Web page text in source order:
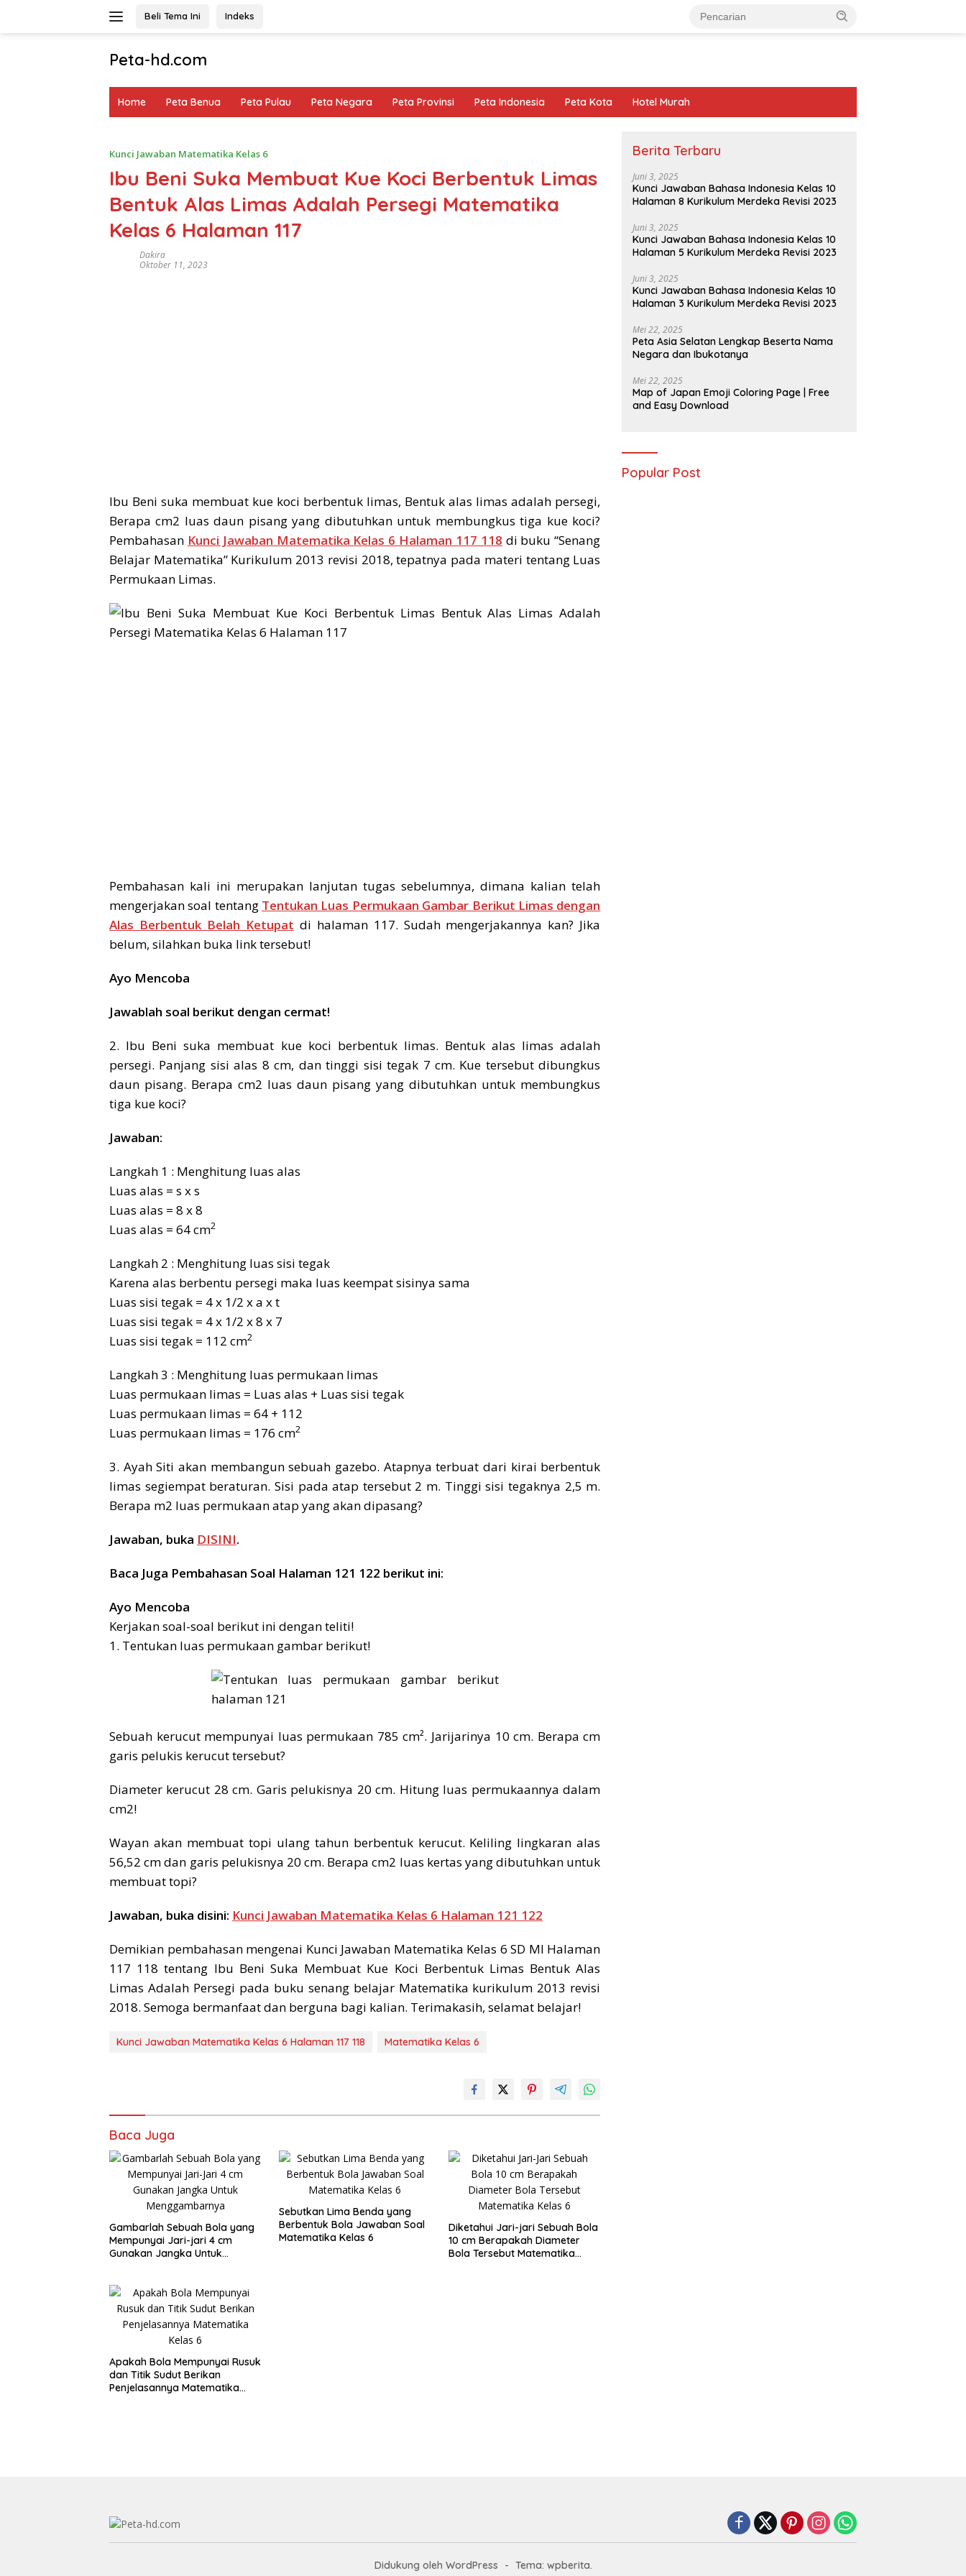
Beli Tema Ini Indeks
Peta-hd.com
Gambar
Home Peta Benua Peta Pulau Peta Negara Peta Provinsi Peta Indonesia Peta Kota Hotel Murah
Kunci Jawaban Matematika Kelas 6
Ibu Beni Suka Membuat Kue Koci Berbentuk Limas
Bentuk Alas Limas Adalah Persegi Matematika
Kelas 6 Halaman 117
Dakira
Oktober 11, 2023
Ibu Beni suka membuat kue koci berbentuk limas, Bentuk alas limas adalah persegi,
Berapa cm2 luas daun pisang yang dibutuhkan untuk membungkus tiga kue koci?
Pembahasan Kunci Jawaban Matematika Kelas 6 Halaman 117 118 di buku “Senang
Belajar Matematika” Kurikulum 2013 revisi 2018, tepatnya pada materi tentang Luas
Permukaan Limas.
Pembahasan kali ini merupakan lanjutan tugas sebelumnya, dimana kalian telah
mengerjakan soal tentang Tentukan Luas Permukaan Gambar Berikut Limas dengan
Alas Berbentuk Belah Ketupat di halaman 117. Sudah mengerjakannya kan? Jika
belum, silahkan buka link tersebut!
Ayo Mencoba
Jawablah soal berikut dengan cermat!
2. Ibu Beni suka membuat kue koci berbentuk limas. Bentuk alas limas adalah
persegi. Panjang sisi alas 8 cm, dan tinggi sisi tegak 7 cm. Kue tersebut dibungkus
daun pisang. Berapa cm2 luas daun pisang yang dibutuhkan untuk membungkus
tiga kue koci?
Jawaban:
Langkah 1 : Menghitung luas alas
Luas alas = s x s
Luas alas = 8 x 8
Luas alas = 64 cm2
Langkah 2 : Menghitung luas sisi tegak
Karena alas berbentu persegi maka luas keempat sisinya sama
Luas sisi tegak = 4 x 1/2 x a x t
Luas sisi tegak = 4 x 1/2 x 8 x 7
Luas sisi tegak = 112 cm2
Langkah 3 : Menghitung luas permukaan limas
Luas permukaan limas = Luas alas + Luas sisi tegak
Luas permukaan limas = 64 + 112
Luas permukaan limas = 176 cm2
3. Ayah Siti akan membangun sebuah gazebo. Atapnya terbuat dari kirai berbentuk
limas segiempat beraturan. Sisi pada atap tersebut 2 m. Tinggi sisi tegaknya 2,5 m.
Berapa m2 luas permukaan atap yang akan dipasang?
Jawaban, buka DISINI.
Baca Juga Pembahasan Soal Halaman 121 122 berikut ini:
Ayo Mencoba
Kerjakan soal-soal berikut ini dengan teliti!
1. Tentukan luas permukaan gambar berikut!
Sebuah kerucut mempunyai luas permukaan 785 cm². Jarijarinya 10 cm. Berapa cm
garis pelukis kerucut tersebut?
Diameter kerucut 28 cm. Garis pelukisnya 20 cm. Hitung luas permukaannya dalam
cm2!
Wayan akan membuat topi ulang tahun berbentuk kerucut. Keliling lingkaran alas
56,52 cm dan garis pelukisnya 20 cm. Berapa cm2 luas kertas yang dibutuhkan untuk
membuat topi?
Jawaban, buka disini: Kunci Jawaban Matematika Kelas 6 Halaman 121 122
Demikian pembahasan mengenai Kunci Jawaban Matematika Kelas 6 SD MI Halaman
117 118 tentang Ibu Beni Suka Membuat Kue Koci Berbentuk Limas Bentuk Alas
Limas Adalah Persegi pada buku senang belajar Matematika kurikulum 2013 revisi
2018. Semoga bermanfaat dan berguna bagi kalian. Terimakasih, selamat belajar!
Kunci Jawaban Matematika Kelas 6 Halaman 117 118 Matematika Kelas 6
Baca Juga
Gambarlah Sebuah Bola yang
Mempunyai Jari-jari 4 cm
Gunakan Jangka Untuk
Sebutkan Lima Benda yang
Berbentuk Bola Jawaban Soal
Matematika Kelas 6
Diketahui Jari-jari Sebuah Bola
10 cm Berapakah Diameter
Bola Tersebut Matematika
Apakah Bola Mempunyai Rusuk
dan Titik Sudut Berikan
Penjelasannya Matematika
Berita Terbaru
Juni 3, 2025
Kunci Jawaban Bahasa Indonesia Kelas 10
Halaman 8 Kurikulum Merdeka Revisi 2023
Juni 3, 2025
Kunci Jawaban Bahasa Indonesia Kelas 10
Halaman 5 Kurikulum Merdeka Revisi 2023
Juni 3, 2025
Kunci Jawaban Bahasa Indonesia Kelas 10
Halaman 3 Kurikulum Merdeka Revisi 2023
Mei 22, 2025
Peta Asia Selatan Lengkap Beserta Nama
Negara dan Ibukotanya
Mei 22, 2025
Map of Japan Emoji Coloring Page | Free
and Easy Download
Popular Post
Didukung oleh WordPress - Tema: wpberita.